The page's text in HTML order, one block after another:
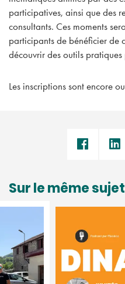
participatives, ainsi que des
consultants. Ces moments
participants de bénéficier de
découvrir des outils
Les inscriptions sont encore
Sur le même sujet